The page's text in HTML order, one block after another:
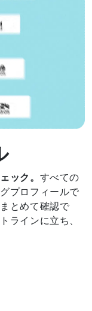
ック。 すべての
プロフィールで
とめて確認で
ラインに立ち、